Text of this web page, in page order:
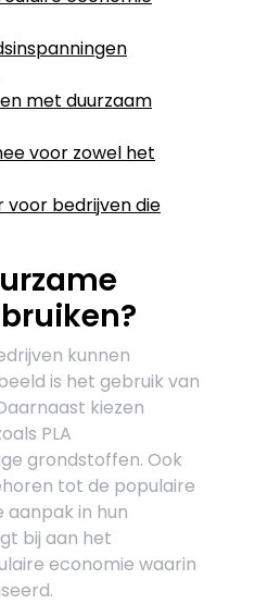
met duurzaam
voor zowel het
voor bedrijven die
kunnen
is het gebruik van
kiezen
PLA
grondstoffen. Ook
tot de populaire
aanpak in hun
bij aan het
economie waarin